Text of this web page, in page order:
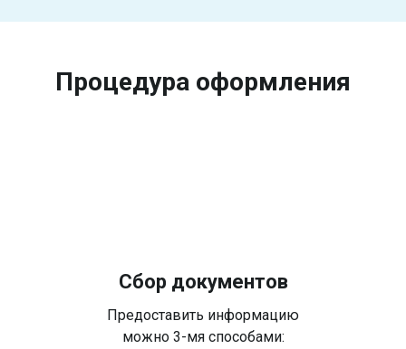
Процедура оформления
Сбор документов
Предоставить информацию
можно 3-мя способами: